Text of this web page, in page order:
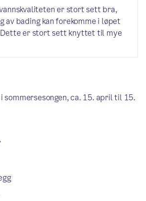
er stort sett bra, men
er stort sett bra,
av bading kan forekomme i løpet
Dette er stort sett knyttet til mye
sommersesongen, ca. 15. april til 15.